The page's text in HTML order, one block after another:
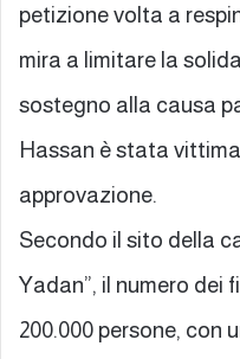
petizione volta a
mira a limitare la
sostegno alla causa
Hassan è stata
approvazione.
Secondo il sito della
Yadan”, il numero dei
200.000 persone, con